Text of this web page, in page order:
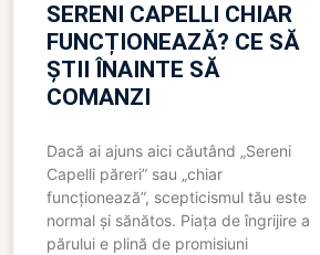
SERENI CAPELLI CHIAR
FUNCȚIONEAZĂ? CE SĂ
ȘTII ÎNAINTE SĂ
COMANZI
Dacă ai ajuns aici căutând „Sereni
Capelli păreri” sau „chiar
funcționează”, scepticismul tău este
normal și sănătos. Piața de îngrijire a
părului e plină de promisiuni